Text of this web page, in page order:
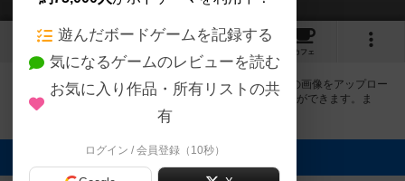
3 15
カフェ
ボドゲーマにログインすると、 「フィクサー（Fixer）」
の画像をアップロー
ド出来たり、他のユーザーの投稿画像に評価を付けることができます。ま
た、トップ6の画像は様々なページで表示されます。
トップに表示される画像
遊んだボードゲームを記録する
気になるゲームのレビューを読む
お気に入り作品・所有リストの共
有
ログイン / 会員登録（10秒）